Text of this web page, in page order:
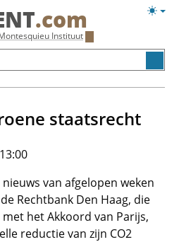
.com
Instituut
staatsrecht
van afgelopen weken
Rechtbank Den Haag, die
het Akkoord van Parijs,
reductie van zijn CO2